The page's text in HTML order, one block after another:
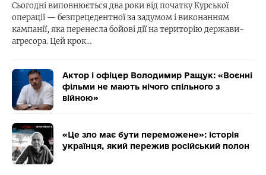
Сьогодні виповнюється два роки від початку Курської
операції — безпрецедентної за задумом і виконанням
кампанії, яка перенесла бойові дії на територію держави-
агресора. Цей крок…
Актор і офіцер Володимир Ращук: «Воєнні
фільми не мають нічого спільного з
війною»
«Це зло має бути переможене»: історія
українця, який пережив російський полон